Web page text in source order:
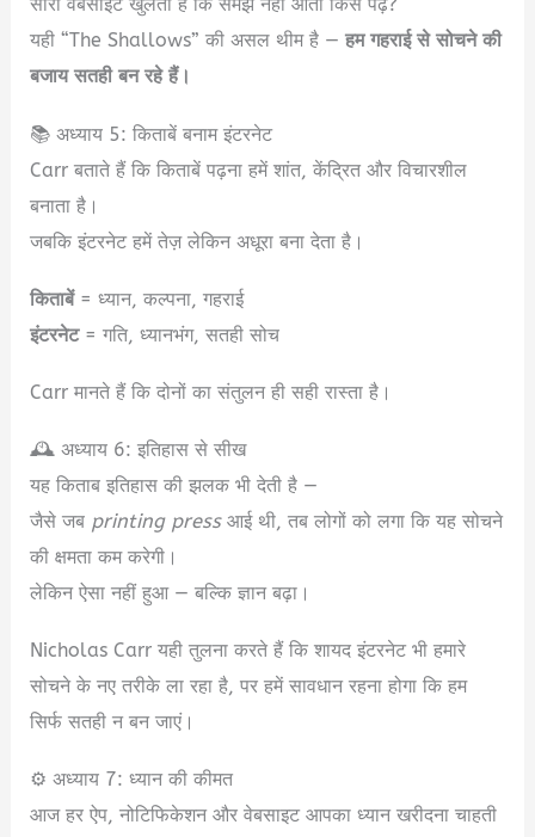
सारी वेबसाइटें खुलती हैं कि समझ नहीं आता किसे पढ़ें?
यही “The Shallows” की असल थीम है —हम गहराई से सोचने की
बजाय सतही बन रहे हैं।
📚 अध्याय 5: किताबें बनाम इंटरनेट
Carr बताते हैं कि किताबें पढ़ना हमें शांत, केंद्रित और विचारशील
बनाता है।
जबकि इंटरनेट हमें तेज़ लेकिन अधूरा बना देता है।
किताबें= ध्यान, कल्पना, गहराई
इंटरनेट= गति, ध्यानभंग, सतही सोच
Carr मानते हैं कि दोनों का संतुलन ही सही रास्ता है।
🕰️ अध्याय 6: इतिहास से सीख
यह किताब इतिहास की झलक भी देती है —
जैसे जब printing pressआई थी, तब लोगों को लगा कि यह सोचने
की क्षमता कम करेगी।
लेकिन ऐसा नहीं हुआ — बल्कि ज्ञान बढ़ा।
Nicholas Carr यही तुलना करते हैं कि शायद इंटरनेट भी हमारे
सोचने के नए तरीके ला रहा है, पर हमें सावधान रहना होगा कि हम
सिर्फ सतही न बन जाएं।
⚙️ अध्याय 7: ध्यान की कीमत
आज हर ऐप, नोटिफिकेशन और वेबसाइट आपका ध्यान खरीदना चाहती